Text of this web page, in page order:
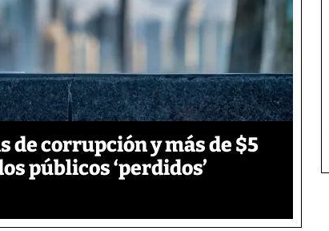
de corrupción y más de $5
públicos ‘perdidos’